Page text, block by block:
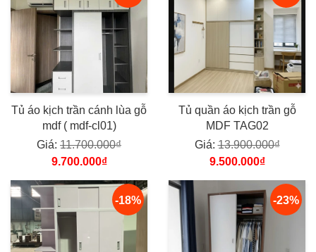
Tủ áo kịch trần cánh lùa gỗ
mdf ( mdf-cl01)
Giá: 11.700.000₫
9.700.000₫
Tủ quần áo kịch trần gỗ
MDF TAG02
Giá:13.900.000₫
9.500.000₫
-18% -23%